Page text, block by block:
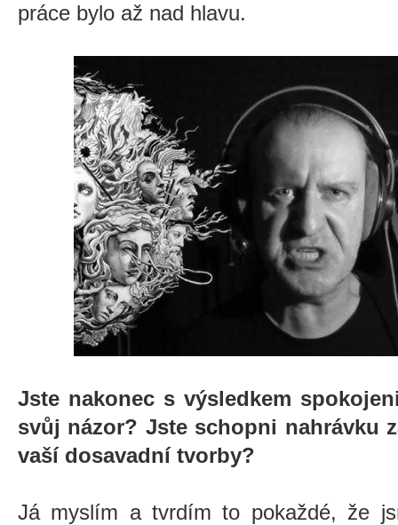
práce bylo až nad hlavu.
Jste nakonec s výsledkem
svůj názor? Jste schopni nahrávku
vaší dosavadní tvorby?
Já myslím a tvrdím to pokaždé, že